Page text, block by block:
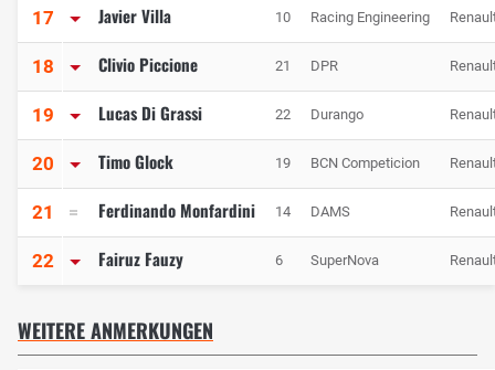
17 Javier Villa 10 Racing Engineering
18 Clivio Piccione 21 DPR
19 Lucas Di Grassi 22 Durango
20 Timo Glock 19 BCN Competicion
21 Ferdinando Monfardini 14 DAMS
22 Fairuz Fauzy 6 SuperNova
WEITERE ANMERKUNGEN